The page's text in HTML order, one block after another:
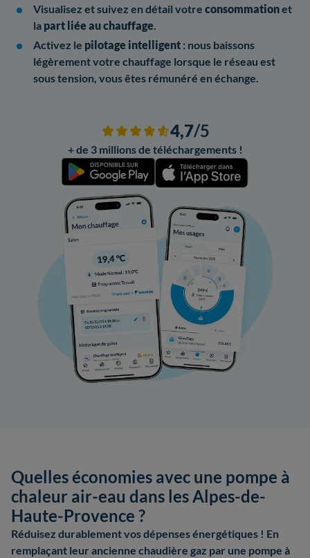
Visualisez et suivez en détail votre consommationet
la part liée au chauffage.
Activez le pilotage intelligent : nous baissons
légèrement votre chauffage lorsque le réseau est
sous tension, vous êtes rémunéré en échange.
4,7/5
+ de 3 millions de téléchargements !
Quelles économies avec une pompe à
chaleur air-eau dans les Alpes-de-
Haute-Provence ?
Réduisez durablement vos dépenses énergétiques ! En
remplaçant leur ancienne chaudière gaz par une pompe à